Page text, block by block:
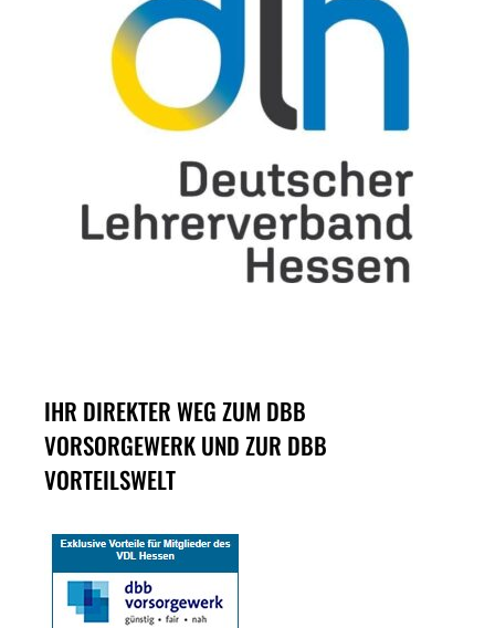
IHR DIREKTER WEG ZUM DBB
VORSORGEWERK UND ZUR DBB
VORTEILSWELT